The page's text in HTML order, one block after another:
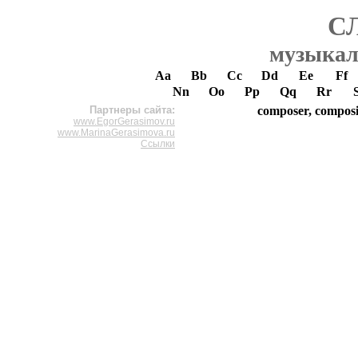
Aa Bb Cc Dd Ee
Ff
Nn
Oo Pp Qq Rr
Партнеры сайта:
www.EgorGerasimov.ru
www.MarinaGerasimova.ru
Ссылки
composer,